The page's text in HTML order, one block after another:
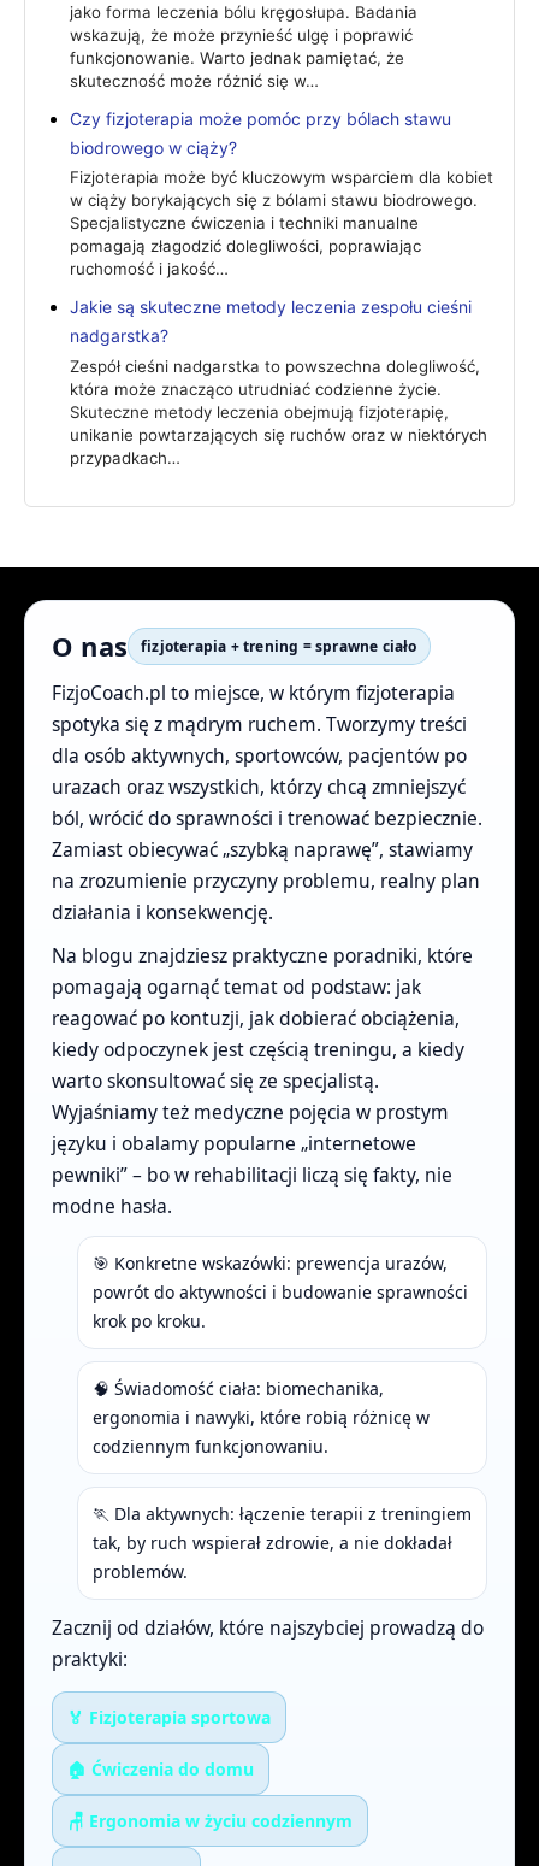
jako forma leczenia bólu kręgosłupa. Badania
wskazują, że może przynieść ulgę i poprawić
funkcjonowanie. Warto jednak pamiętać, że
skuteczność może różnić się w…
Czy fizjoterapia może pomóc przy bólach stawu
biodrowego w ciąży?
Fizjoterapia może być kluczowym wsparciem dla kobiet
w ciąży borykających się z bólami stawu biodrowego.
Specjalistyczne ćwiczenia i techniki manualne
pomagają złagodzić dolegliwości, poprawiając
ruchomość i jakość…
Jakie są skuteczne metody leczenia zespołu cieśni
nadgarstka?
Zespół cieśni nadgarstka to powszechna dolegliwość,
która może znacząco utrudniać codzienne życie.
Skuteczne metody leczenia obejmują fizjoterapię,
unikanie powtarzających się ruchów oraz w niektórych
przypadkach…
O nas fizjoterapia + trening = sprawne ciało
FizjoCoach.pl to miejsce, w którym fizjoterapia
spotyka się z mądrym ruchem. Tworzymy treści
dla osób aktywnych, sportowców, pacjentów po
urazach oraz wszystkich, którzy chcą zmniejszyć
ból, wrócić do sprawności i trenować bezpiecznie.
Zamiast obiecywać „szybką naprawę”, stawiamy
na zrozumienie przyczyny problemu, realny plan
działania i konsekwencję.
Na blogu znajdziesz praktyczne poradniki, które
pomagają ogarnąć temat od podstaw: jak
reagować po kontuzji, jak dobierać obciążenia,
kiedy odpoczynek jest częścią treningu, a kiedy
warto skonsultować się ze specjalistą.
Wyjaśniamy też medyczne pojęcia w prostym
języku i obalamy popularne „internetowe
pewniki” – bo w rehabilitacji liczą się fakty, nie
modne hasła.
🎯 Konkretne wskazówki: prewencja urazów,
powrót do aktywności i budowanie sprawności
krok po kroku.
🧠 Świadomość ciała: biomechanika,
ergonomia i nawyki, które robią różnicę w
codziennym funkcjonowaniu.
🏃 Dla aktywnych: łączenie terapii z treningiem
tak, by ruch wspierał zdrowie, a nie dokładał
problemów.
Zacznij od działów, które najszybciej prowadzą do
praktyki:
🏅 Fizjoterapia sportowa
🏠 Ćwiczenia do domu
🪑 Ergonomia w życiu codziennym